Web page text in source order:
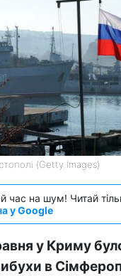
(Getty Images)
час на шум! Читай
у Google
у Криму
в